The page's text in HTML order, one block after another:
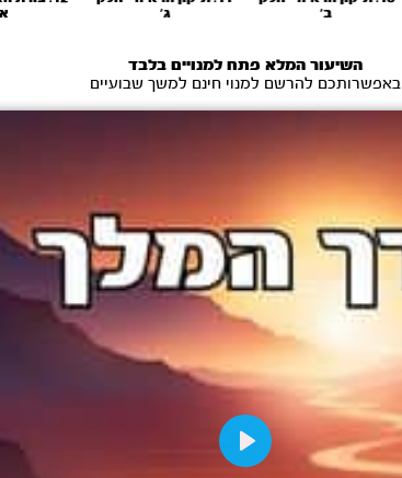
ב'
ג'
השיעור המלא פתח למנויים בלבד
באפשרותכם להרשם למנוי חינם למשך שבועיים
Play